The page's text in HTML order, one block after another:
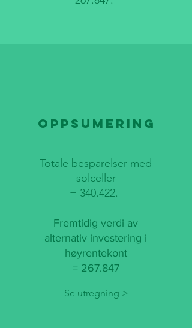
Oppsumering
Totale besparelser med
solceller
= 340.422.-
Fremtidig verdi av
alternativ investering i
høyrentekont
= 267.847
Se utregning >